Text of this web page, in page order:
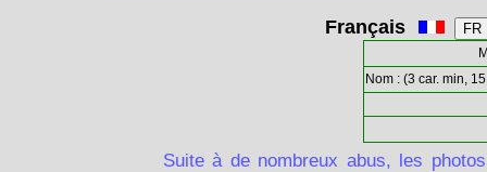
Français
Nom : (3 car. min,
Suite à de nombreux abus, les